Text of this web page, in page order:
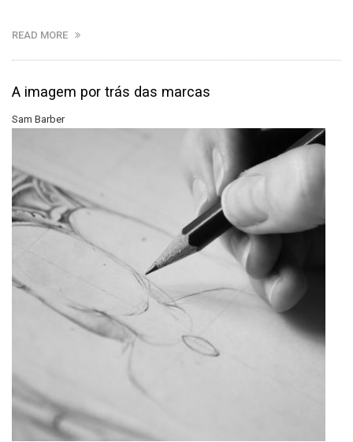
READ MORE
A imagem por trás das marcas
Sam Barber